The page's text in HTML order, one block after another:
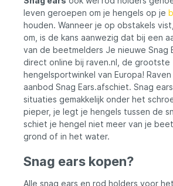
zijn ideaal voor lange vissessies. Verpakking
van 2 Stuks: In deze
LR1 batterijen, wat betekent dat je altijd
een reservebatterij bij de hand hebt. Zo
kun je zonder onderbreking
Varta Kwaliteit en Betrouwbaarheid: Varta
staat bekend om zijn
batterijen. Met deze LR1 batterijen kun je
rekenen op de
nodig hebt voor een succesvolle
viservaring. Zorg ervoor dat je goed
voorbereid bent en vertrouw
van Varta LR1 batterijen om het
constante en betrouwbare
leven geroepen om je hengels op je
houden. Wanneer je op obstakels
om, is de kans aanwezig dat bij een
van de beetmelders Je nieuwe Snag
direct online bij raven.nl, de grootste
hengelsportwinkel van Europa!
aanbod Snag Ears.afschiet. Snag
situaties gemakkelijk onder het
pieper, je legt je hengels tussen de
schiet je hengel niet meer van je
grond of in het water.
Snag ears kopen?
Alle snag ears en rod holders voor